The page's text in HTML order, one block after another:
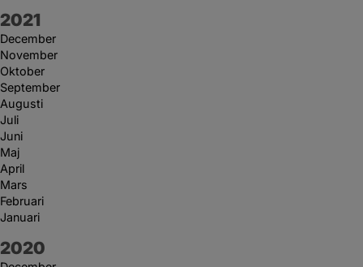
År:
2021
December
November
Oktober
September
Augusti
Juli
Juni
Maj
April
Mars
Februari
Januari
År:
2020